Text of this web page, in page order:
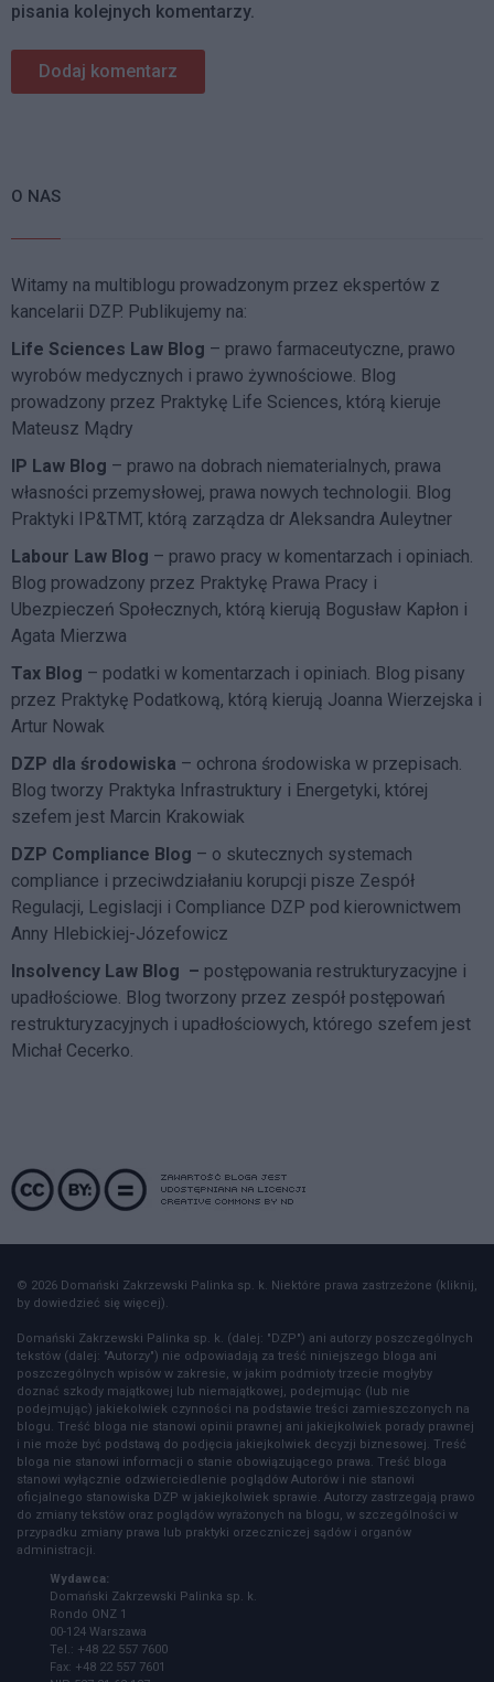
pisania kolejnych komentarzy.
O NAS
Witamy na multiblogu prowadzonym przez ekspertów z
kancelarii DZP. Publikujemy na:
Life Sciences Law Blog – prawo farmaceutyczne, prawo
wyrobów medycznych i prawo żywnościowe. Blog
prowadzony przez Praktykę Life Sciences, którą kieruje
Mateusz Mądry
IP Law Blog – prawo na dobrach niematerialnych, prawa
własności przemysłowej, prawa nowych technologii. Blog
Praktyki IP&TMT, którą zarządza dr Aleksandra Auleytner
Labour Law Blog – prawo pracy w komentarzach i opiniach.
Blog prowadzony przez Praktykę Prawa Pracy i
Ubezpieczeń Społecznych, którą kierują Bogusław Kapłon i
Agata Mierzwa
Tax Blog – podatki w komentarzach i opiniach. Blog pisany
przez Praktykę Podatkową, którą kierują Joanna Wierzejska i
Artur Nowak
DZP dla środowiska – ochrona środowiska w przepisach.
Blog tworzy Praktyka Infrastruktury i Energetyki, której
szefem jest Marcin Krakowiak
DZP Compliance Blog – o skutecznych systemach
compliance i przeciwdziałaniu korupcji pisze Zespół
Regulacji, Legislacji i Compliance DZP pod kierownictwem
Anny Hlebickiej-Józefowicz
Insolvency Law Blog – postępowania restrukturyzacyjne i
upadłościowe. Blog tworzony przez zespół postępowań
restrukturyzacyjnych i upadłościowych, którego szefem jest
Michał Cecerko.
© 2026 Domański Zakrzewski Palinka sp. k. Niektóre prawa zastrzeżone (kliknij,
by dowiedzieć się więcej).
Domański Zakrzewski Palinka sp. k. (dalej: "DZP") ani autorzy poszczególnych
tekstów (dalej: "Autorzy") nie odpowiadają za treść niniejszego bloga ani
poszczególnych wpisów w zakresie, w jakim podmioty trzecie mogłyby
doznać szkody majątkowej lub niemajątkowej, podejmując (lub nie
podejmując) jakiekolwiek czynności na podstawie treści zamieszczonych na
blogu. Treść bloga nie stanowi opinii prawnej ani jakiejkolwiek porady prawnej
i nie może być podstawą do podjęcia jakiejkolwiek decyzji biznesowej. Treść
bloga nie stanowi informacji o stanie obowiązującego prawa. Treść bloga
stanowi wyłącznie odzwierciedlenie poglądów Autorów i nie stanowi
oficjalnego stanowiska DZP w jakiejkolwiek sprawie. Autorzy zastrzegają prawo
do zmiany tekstów oraz poglądów wyrażonych na blogu, w szczególności w
przypadku zmiany prawa lub praktyki orzeczniczej sądów i organów
administracji.
Wydawca:
Domański Zakrzewski Palinka sp. k.
Rondo ONZ 1
00-124 Warszawa
Tel.: +48 22 557 7600
Fax: +48 22 557 7601